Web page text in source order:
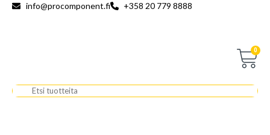
info@procomponent.fi +358 20 779 8888
0